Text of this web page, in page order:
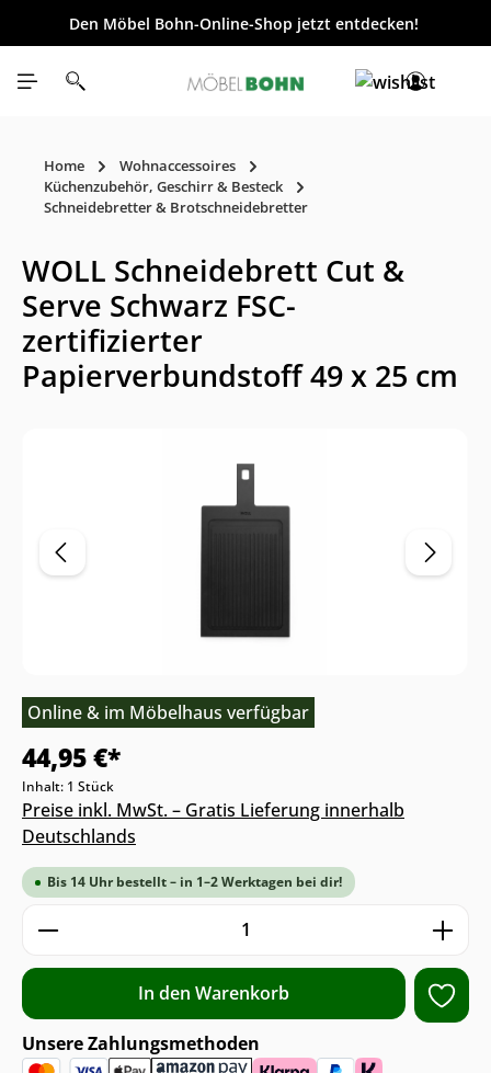
springen
Den Möbel Bohn-Online-Shop jetzt entdecken!
Home
Wohnaccessoires
Küchenzubehör, Geschirr & Besteck
Schneidebretter & Brotschneidebretter
WOLL Schneidebrett Cut &
Serve Schwarz FSC-
zertifizierter
Papierverbundstoff 49 x 25 cm
Online & im Möbelhaus verfügbar
44,95 €*
Inhalt: 1 Stück
Preise inkl. MwSt. – Gratis Lieferung innerhalb
Deutschlands
Bis 14 Uhr bestellt – in 1–2 Werktagen bei dir!
Produkt Anzahl: Gib den
In den Warenkorb
Unsere Zahlungsmethoden